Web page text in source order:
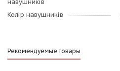
навушників
Колір навушників
Рекомендуемые товары